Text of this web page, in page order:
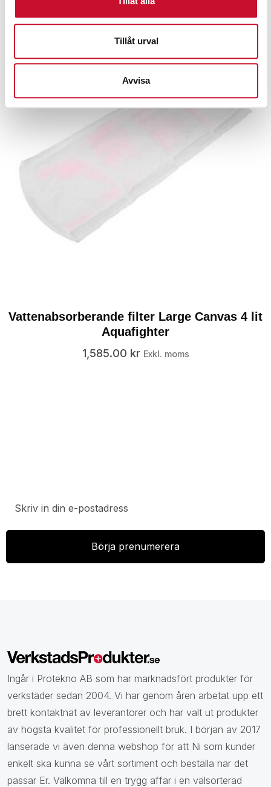
Tillåt urval
Avvisa
Vattenabsorberande filter Large Canvas 4 lit
Aquafighter
1,585.00 kr Exkl. moms
Ingår i Protekno AB som har marknadsfört produkter för
verkstäder sedan 2004. Vi har genom åren arbetat upp ett
brett kontaktnät av leverantörer och har valt ut produkter
av högsta kvalitet för professionellt bruk. I början av 2017
lanserade vi även denna webshop för att Ni som kunder
enkelt ska kunna se vårt sortiment och beställa när det
passar Er. Välkomna till en trygg affär i en välsorterad